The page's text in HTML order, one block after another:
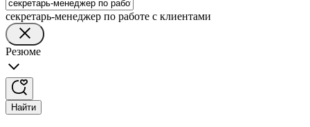
секретарь-менеджер по работе с клиентами
Резюме
Найти